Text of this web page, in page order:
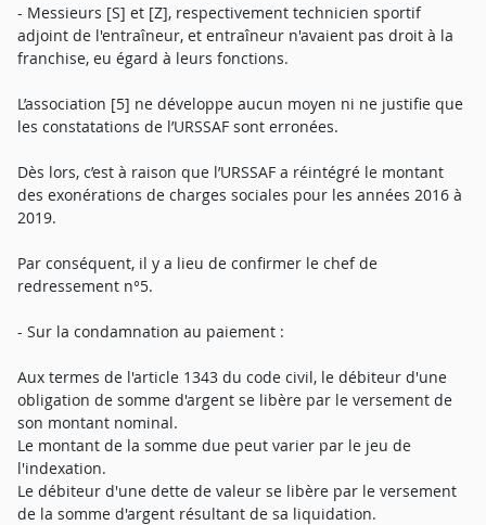
- Messieurs [S] et [Z], respectivement technicien sportif
adjoint de l'entraîneur, et entraîneur n'avaient pas droit à la
franchise, eu égard à leurs fonctions.
L’association [5] ne développe aucun moyen ni ne justifie que
les constatations de l’URSSAF sont erronées.
Dès lors, c’est à raison que l’URSSAF a réintégré le montant
des exonérations de charges sociales pour les années 2016 à
2019.
Par conséquent, il y a lieu de confirmer le chef de
redressement n°5.
- Sur la condamnation au paiement :
Aux termes de l'article 1343 du code civil, le débiteur d'une
obligation de somme d'argent se libère par le versement de
son montant nominal.
Le montant de la somme due peut varier par le jeu de
l'indexation.
Le débiteur d'une dette de valeur se libère par le versement
de la somme d'argent résultant de sa liquidation.